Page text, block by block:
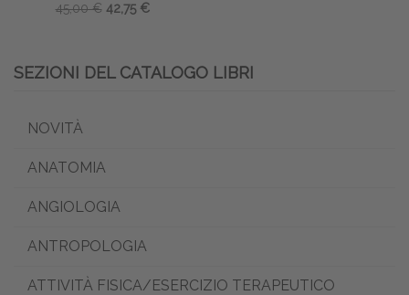
45,00 € 42,75 €
SEZIONI DEL CATALOGO LIBRI
NOVITÀ
ANATOMIA
ANGIOLOGIA
ANTROPOLOGIA
ATTIVITÀ FISICA/ESERCIZIO TERAPEUTICO